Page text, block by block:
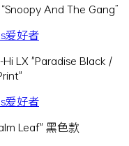
And The Gang”
LX "Paradise Black /
Leaf" 黑色款